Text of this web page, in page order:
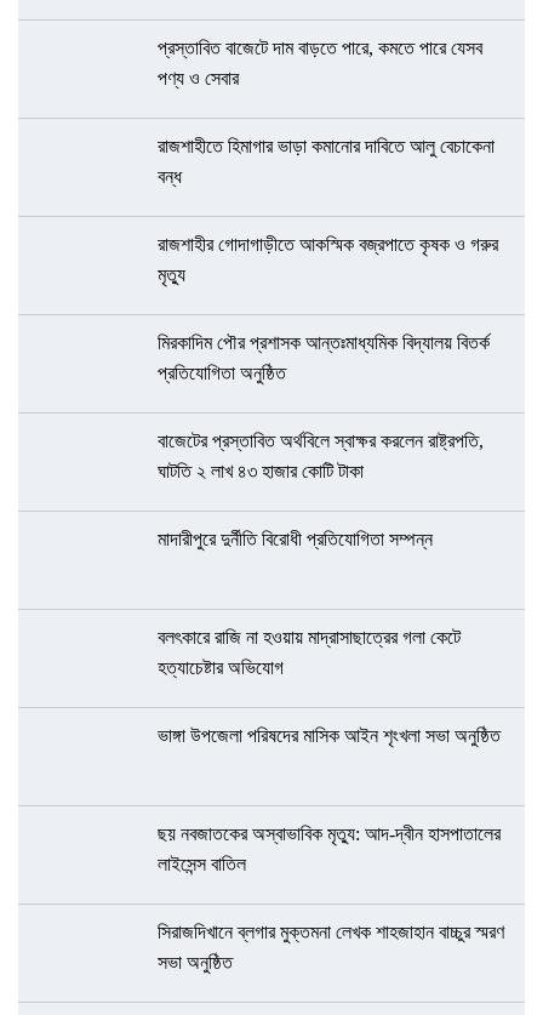
প্রস্তাবিত বাজেটে দাম বাড়তে পারে, কমতে পারে যেসব
পণ্য ও সেবার
রাজশাহীতে হিমাগার ভাড়া কমানোর দাবিতে আলু বেচাকেনা
বন্ধ
রাজশাহীর গোদাগাড়ীতে আকস্মিক বজ্রপাতে কৃষক ও গরুর
মৃত্যু
মিরকাদিম পৌর প্রশাসক আন্তঃমাধ্যমিক বিদ্যালয় বিতর্ক
প্রতিযোগিতা অনুষ্ঠিত
বাজেটের প্রস্তাবিত অর্থবিলে স্বাক্ষর করলেন রাষ্ট্রপতি,
ঘাটতি ২ লাখ ৪৩ হাজার কোটি টাকা
মাদারীপুরে দুর্নীতি বিরোধী প্রতিযোগিতা সম্পন্ন
বলৎকারে রাজি না হওয়ায় মাদ্রাসাছাত্রের গলা কেটে
হত্যাচেষ্টার অভিযোগ
ভাঙ্গা উপজেলা পরিষদের মাসিক আইন শৃংখলা সভা অনুষ্ঠিত
ছয় নবজাতকের অস্বাভাবিক মৃত্যু: আদ-দ্বীন হাসপাতালের
লাইসেন্স বাতিল
সিরাজদিখানে ব্লগার মুক্তমনা লেখক শাহজাহান বাচ্চুর স্মরণ
সভা অনুষ্ঠিত